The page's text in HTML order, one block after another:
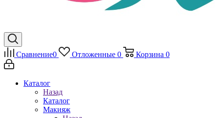
Сравнение0 Отложенные 0 Корзина 0
Каталог
Назад
Каталог
Макияж